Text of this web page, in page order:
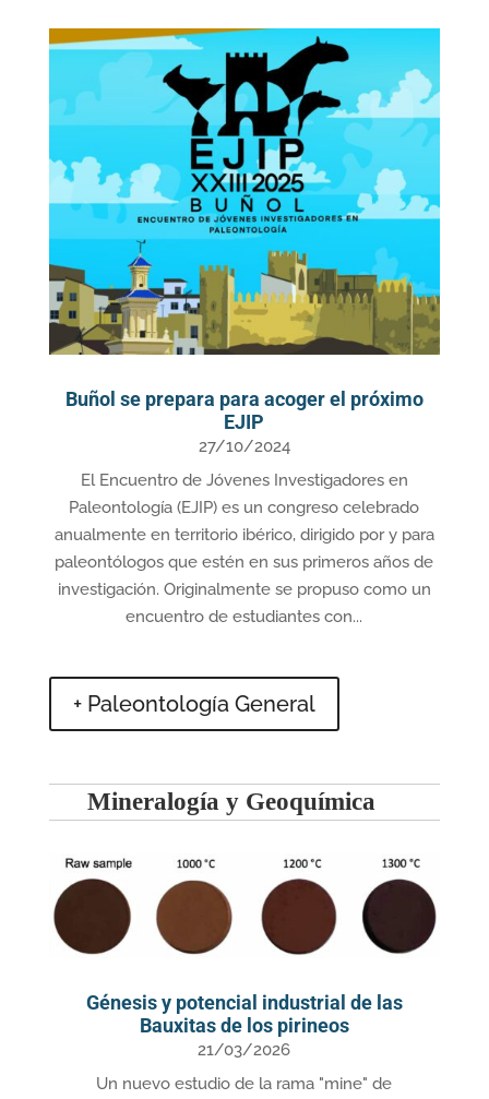
Buñol se prepara para acoger el próximo
EJIP
27/10/2024
El Encuentro de Jóvenes Investigadores en
Paleontología (EJIP) es un congreso celebrado
anualmente en territorio ibérico, dirigido por y para
paleontólogos que estén en sus primeros años de
investigación. Originalmente se propuso como un
encuentro de estudiantes con...
+ Paleontología General
Mineralogía y Geoquímica
Génesis y potencial industrial de las
Bauxitas de los pirineos
21/03/2026
Un nuevo estudio de la rama "mine" de